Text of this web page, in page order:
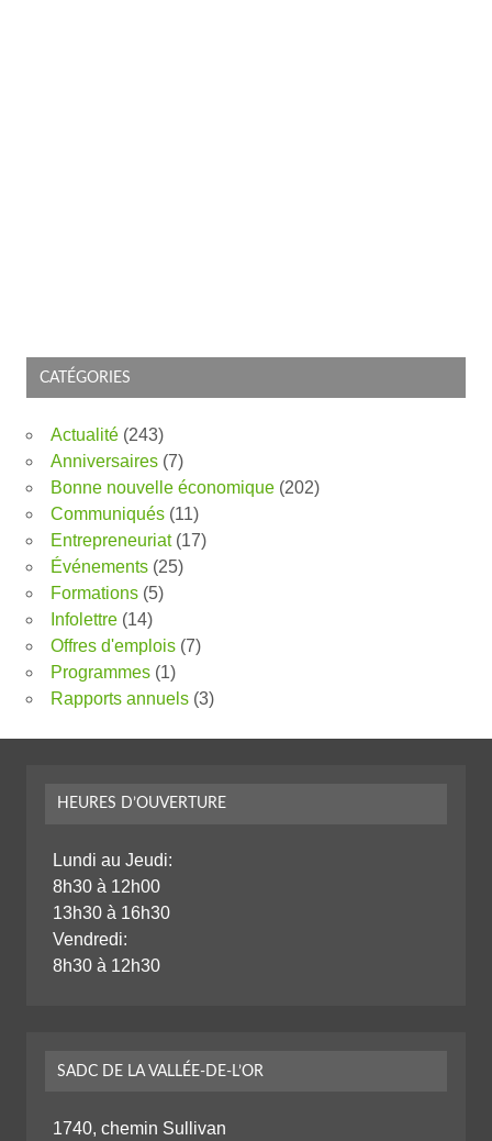
CATÉGORIES
Actualité (243)
Anniversaires (7)
Bonne nouvelle économique (202)
Communiqués (11)
Entrepreneuriat(17)
Événements (25)
Formations (5)
Infolettre (14)
Offres d'emplois (7)
Programmes (1)
Rapports annuels (3)
HEURES D’OUVERTURE
Lundi au Jeudi:
8h30 à 12h00
13h30 à 16h30
Vendredi:
8h30 à 12h30
SADC DE LA VALLÉE-DE-L’OR
1740, chemin Sullivan